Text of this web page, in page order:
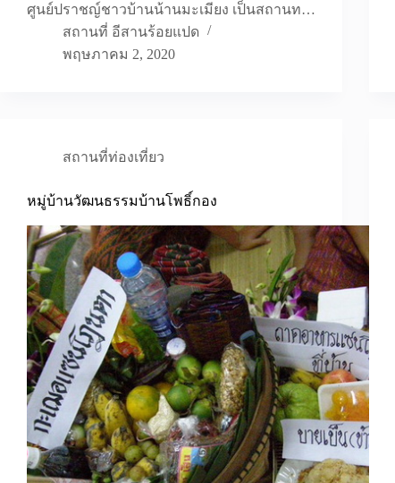
ศูนย์ปราชญ์ชาวบ้านน้านมะเมียง เป็นสถานท…
สถานที่ อีสานร้อยแปด
พฤษภาคม 2, 2020
สถานที่ท่องเที่ยว
หมู่บ้านวัฒนธรรมบ้านโพธิ์กอง